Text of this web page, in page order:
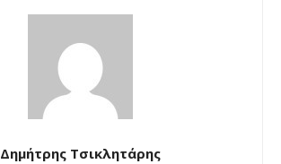
Δημήτρης Τσικλητάρης